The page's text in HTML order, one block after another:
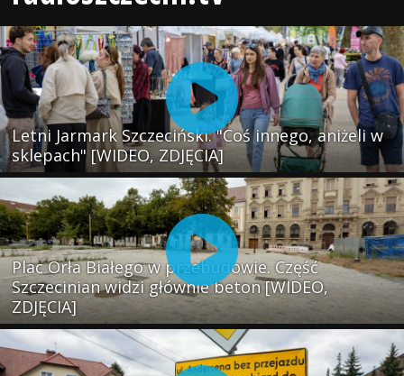
Letni Jarmark Szczeciński. "Coś innego, aniżeli w
sklepach" [WIDEO, ZDJĘCIA]
Plac Orła Białego w przebudowie. Część
Szczecinian widzi głównie beton [WIDEO,
ZDJĘCIA]